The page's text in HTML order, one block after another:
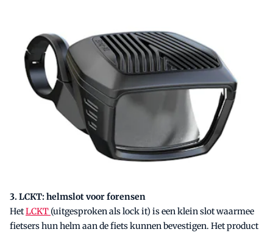
3. LCKT: helmslot voor forensen
HetLCKT (uitgesproken als lock it) is een klein slot waarmee
fietsers hun helm aan de fiets kunnen bevestigen. Het product